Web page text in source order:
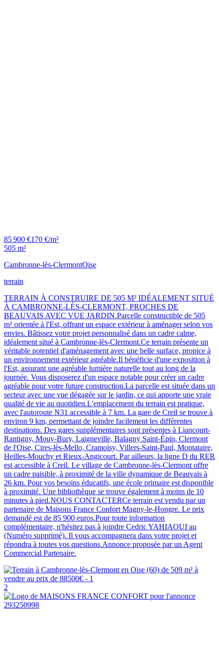
85 900 €170 €/m²
505 m²
Cambronne-lès-ClermontOise
terrain
TERRAIN À CONSTRUIRE DE 505 M² IDÉALEMENT SITUÉ
À CAMBRONNE-LÈS-CLERMONT, PROCHES DE
BEAUVAIS AVEC VUE JARDIN.Parcelle constructible de 505
m² orientée à l'Est, offrant un espace extérieur à aménager selon vos
envies. Bâtissez votre projet personnalisé dans un cadre calme,
idéalement situé à Cambronne-lès-Clermont.Ce terrain présente un
véritable potentiel d'aménagement avec une belle surface, propice à
un environnement extérieur agréable.Il bénéficie d'une exposition à
l'Est, assurant une agréable lumière naturelle tout au long de la
journée. Vous disposerez d'un espace notable pour créer un cadre
agréable pour votre future construction.La parcelle est située dans un
secteur avec une vue dégagée sur le jardin, ce qui apporte une vraie
qualité de vie au quotidien.L'emplacement du terrain est pratique,
avec l'autoroute N31 accessible à 7 km. La gare de Creil se trouve à
environ 9 km, permettant de joindre facilement les différentes
destinations. Des gares supplémentaires sont présentes à Liancourt-
Rantigny, Mouy-Bury, Laigneville, Balagny Saint-Épin, Clermont
de l'Oise, Cires-lès-Mello, Cramoisy, Villers-Saint-Paul, Montataire,
Heilles-Mouchy et Rieux-Angicourt. Par ailleurs, la ligne D du RER
est accessible à Creil. Le village de Cambronne-lès-Clermont offre
un cadre paisible, à proximité de la ville dynamique de Beauvais à
26 km. Pour vos besoins éducatifs, une école primaire est disponible
à proximité. Une bibliothèque se trouve également à moins de 10
minutes à pied.NOUS CONTACTERCe terrain est vendu par un
partenaire de Maisons France Confort Magny-le-Hongre. Le prix
demandé est de 85 900 euros.Pour toute information
complémentaire, n'hésitez pas à joindre Cedric YAHIAOUI au
(Numéro supprimé). Il vous accompagnera dans votre projet et
répondra à toutes vos questions.Annonce proposée par un Agent
Commercial Partenaire.
2